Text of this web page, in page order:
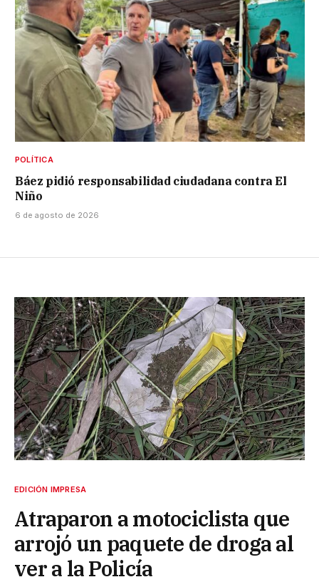
POLÍTICA
Báez pidió responsabilidad ciudadana contra El
Niño
6 de agosto de 2026
EDICIÓN IMPRESA
Atraparon a motociclista que
arrojó un paquete de droga al
ver a la Policía